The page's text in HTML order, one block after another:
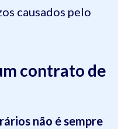
causados pelo
contrato de
não é sempre